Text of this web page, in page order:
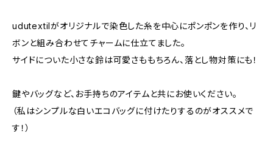
udutextilがオリジナルで染色した糸を中心にポンポンを作り、リ
ボンと組み合わせてチャームに仕立てました。
サイドについた小さな鈴は可愛さももちろん、落とし物対策にも！
鍵やバッグなど、お手持ちのアイテムと共にお使いください。
（私はシンプルな白いエコバッグに付けたりするのがオススメで
す！）